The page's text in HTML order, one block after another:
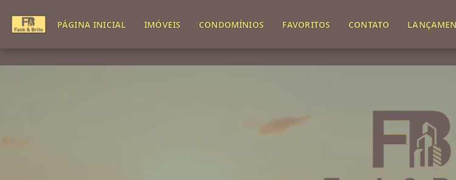
PÁGINA INICIAL IMÓVEIS CONDOMÍNIOS FAVORITOS CONTATO